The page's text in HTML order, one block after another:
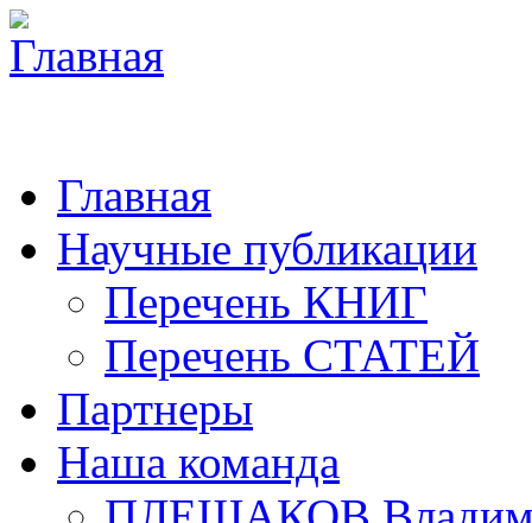
Главная
Научные публикации
Перечень КНИГ
Перечень СТАТЕЙ
Партнеры
Наша команда